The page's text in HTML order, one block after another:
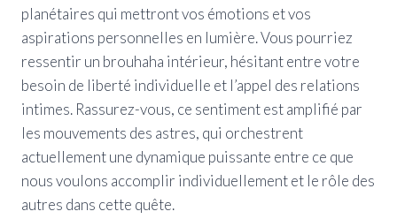
planétaires qui mettront vos émotions et vos
aspirations personnelles en lumière. Vous pourriez
ressentir un brouhaha intérieur, hésitant entre votre
besoin de liberté individuelle et l’appel des relations
intimes. Rassurez-vous, ce sentiment est amplifié par
les mouvements des astres, qui orchestrent
actuellement une dynamique puissante entre ce que
nous voulons accomplir individuellement et le rôle des
autres dans cette quête.